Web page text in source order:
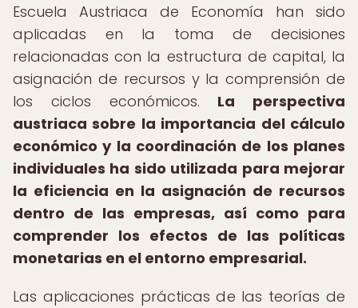
Escuela Austriaca de Economía han sido
aplicadas en la toma de decisiones
relacionadas con la estructura de capital, la
asignación de recursos y la comprensión de
los ciclos económicos. La perspectiva
austriaca sobre la importancia del cálculo
económico y la coordinación de los planes
individuales ha sido utilizada para mejorar
la eficiencia en la asignación de recursos
dentro de las empresas, así como para
comprender los efectos de las políticas
monetarias en el entorno empresarial.
Las aplicaciones prácticas de las teorías de